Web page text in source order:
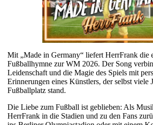
Mit „Made in Germany“ liefert HerrFrank die
Fußballhymne zur WM 2026. Der Song
Leidenschaft und die Magie des Spiels mit
Erinnerungen eines Künstlers, der selbst viele
Fußballplatz stand.
Die Liebe zum Fußball ist geblieben: Als
HerrFrank in die Stadien und zu den Fans